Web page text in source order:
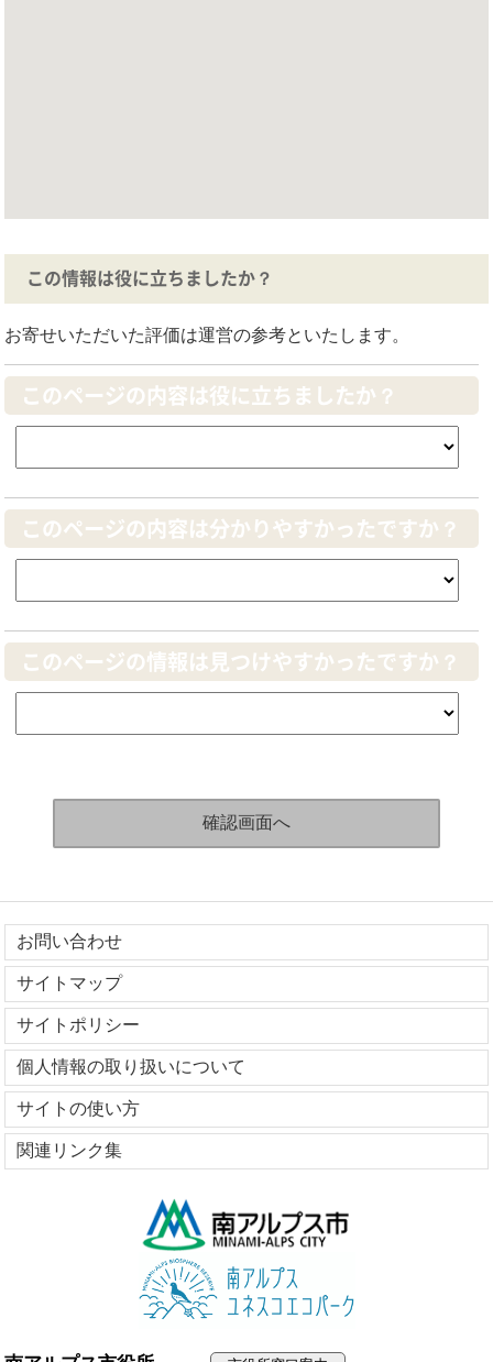
この情報は役に立ちましたか？
お寄せいただいた評価は運営の参考といたします。
このページの内容は役に立ちましたか？
このページの内容は分かりやすかったですか？
このページの情報は見つけやすかったですか？
お問い合わせ
サイトマップ
サイトポリシー
個人情報の取り扱いについて
サイトの使い方
関連リンク集